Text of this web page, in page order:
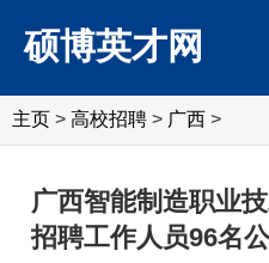
硕博英才网
主页 > 高校招聘 > 广西 >
广西智能制造职业
招聘工作人员96名